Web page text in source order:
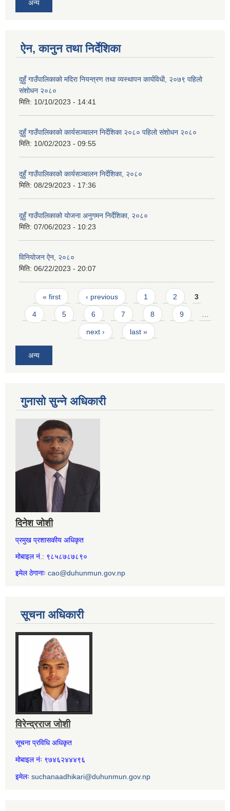
अन्य
ऐन, कानुन तथा निर्देशिका
दुहुँ गाउँपालिकाको मदिरा नियन्त्रण तथा व्यस्थापन कार्यविधी, २०७९ पहिलो
संशोधन २०८०
मिति: 10/10/2023 - 14:41
दुहुँ गाउँपालिकाको कार्यसञ्चालन निर्देशिका २०८० पहिलो संशोधन २०८०
मिति: 10/02/2023 - 09:55
दुहुँ गाउँपालिकाको कार्यसञ्चालन निर्देशिका, २०८०
मिति: 08/29/2023 - 17:36
दुहुँ गाउँपालिकाको योजना अनुगमन निर्देशिका, २०८०
मिति: 07/06/2023 - 10:23
विनियोजन ऐन, २०८०
मिति: 06/22/2023 - 20:07
Pages
« first ‹ previous 1 2 3
4 5 6 7 8 9
next › last »
अन्य
गुनासो सुन्ने अधिकारी
दिनेश जोशी
प्रमुख प्रशासकीय अधिकृत
मोबाइल नं.: ९८५८७८७८९०
इमेल ठेगानाः cao@duhunmun.gov.np
सूचना अधिकारी
विरेन्द्रराज जोशी
सूचना प्रविधि अधिकृत
मोबाइल नंः ९७४६२४४४९६
इमेलः suchanaadhikari@duhunmun.gov.np